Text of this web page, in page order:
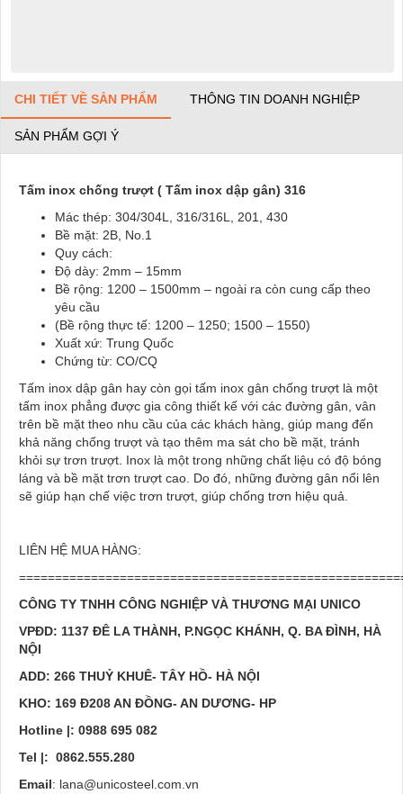
CHI TIẾT VỀ SẢN PHẨM THÔNG TIN DOANH NGHIỆP
SẢN PHẨM GỢI Ý
Tấm inox chống trượt ( Tấm inox dập gân) 316
Mác thép: 304/304L, 316/316L, 201, 430
Bề mặt: 2B, No.1
Quy cách:
Độ dày: 2mm – 15mm
Bề rộng: 1200 – 1500mm – ngoài ra còn cung cấp theo
yêu cầu
(Bề rộng thực tế: 1200 – 1250; 1500 – 1550)
Xuất xứ: Trung Quốc
Chứng từ: CO/CQ
Tấm inox dập gân hay còn gọi tấm inox gân chống trượt là một
tấm inox phẳng được gia công thiết kế với các đường gân, vân
trên bề mặt theo nhu cầu của các khách hàng, giúp mang đến
khả năng chống trượt và tạo thêm ma sát cho bề mặt, tránh
khỏi sự trơn trượt. Inox là một trong những chất liệu có độ bóng
láng và bề mặt trơn trượt cao. Do đó, những đường gân nổi lên
sẽ giúp hạn chế việc trơn trượt, giúp chống trơn hiệu quả.
LIÊN HỆ MUA HÀNG:
CÔNG TY TNHH CÔNG NGHIỆP VÀ THƯƠNG MẠI UNICO
VPĐD: 1137 ĐÊ LA THÀNH, P.NGỌC KHÁNH, Q. BA ĐÌNH, HÀ
NỘI
ADD: 266 THUỶ KHUÊ- TÂY HỒ- HÀ NỘI
KHO: 169 Đ208 AN ĐỒNG- AN DƯƠNG- HP
Hotline |: 0988 695 082
Tel |: 0862.555.280
Email: lana@unicosteel.com.vn